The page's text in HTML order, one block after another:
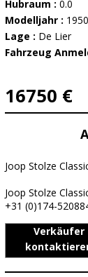
Hubraum : 0.0
Modelljahr : 1950
Lage : De Lier
Fahrzeug
16750 €
Joop Stolze
Joop Stolze
+31 (0)174-
Verkäufer